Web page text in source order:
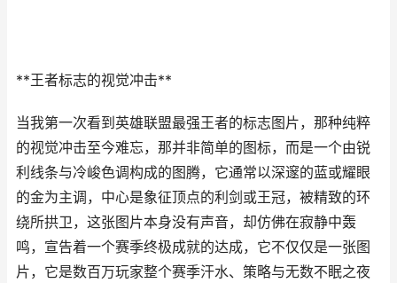
**王者标志的视觉冲击**
当我第一次看到英雄联盟最强王者的标志图片，那种纯粹
的视觉冲击至今难忘，那并非简单的图标，而是一个由锐
利线条与冷峻色调构成的图腾，它通常以深邃的蓝或耀眼
的金为主调，中心是象征顶点的利剑或王冠，被精致的环
绕所拱卫，这张图片本身没有声音，却仿佛在寂静中轰
鸣，宣告着一个赛季终极成就的达成，它不仅仅是一张图
片，它是数百万玩家整个赛季汗水、策略与无数不眠之夜